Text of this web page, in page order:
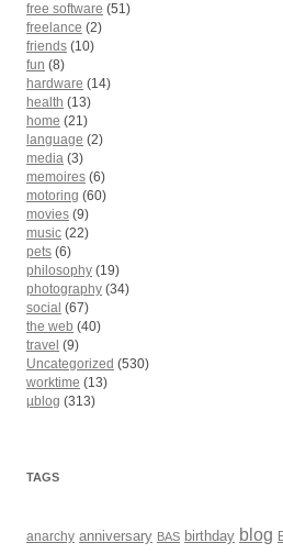
free software (51)
freelance (2)
friends (10)
fun (8)
hardware (14)
health (13)
home (21)
language (2)
media (3)
memoires (6)
motoring (60)
movies (9)
music (22)
pets (6)
philosophy (19)
photography (34)
social (67)
the web (40)
travel (9)
Uncategorized (530)
worktime (13)
µblog (313)
TAGS
anarchy anniversary BAS birthday blog